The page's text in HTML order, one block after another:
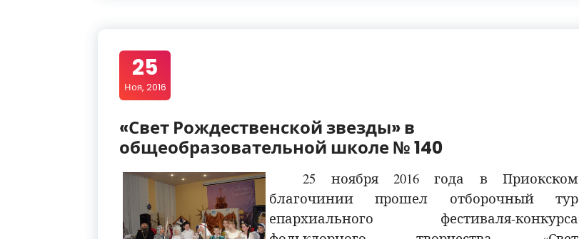
25
Ноя, 2016
«Свет Рождественской звезды» в
общеобразовательной школе № 140
25 ноября 2016 года в Приокском
благочинии прошел отборочный тур
епархиального фестиваля-конкурса